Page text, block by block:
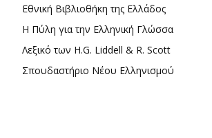
Εθνική Βιβλιοθήκη της Ελλάδος
Η Πύλη για την Ελληνική Γλώσσα
Λεξικό των H.G. Liddell & R. Scott
Σπουδαστήριο Νέου Ελληνισμού